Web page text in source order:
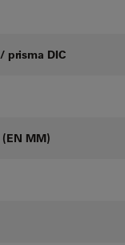
prisma DIC
(EN MM)